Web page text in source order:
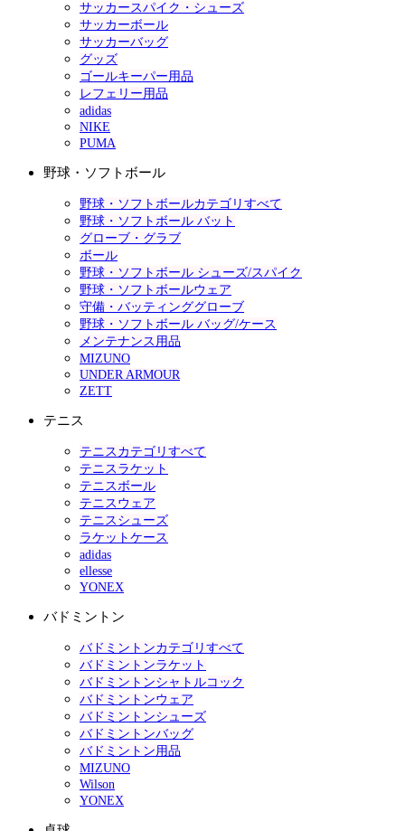
サッカースパイク・シューズ
サッカーボール
サッカーバッグ
グッズ
ゴールキーパー用品
レフェリー用品
adidas
NIKE
PUMA
野球・ソフトボール
野球・ソフトボールカテゴリすべて
野球・ソフトボール バット
グローブ・グラブ
ボール
野球・ソフトボール シューズ/スパイク
野球・ソフトボールウェア
守備・バッティンググローブ
野球・ソフトボール バッグ/ケース
メンテナンス用品
MIZUNO
UNDER ARMOUR
ZETT
テニス
テニスカテゴリすべて
テニスラケット
テニスボール
テニスウェア
テニスシューズ
ラケットケース
adidas
ellesse
YONEX
バドミントン
バドミントンカテゴリすべて
バドミントンラケット
バドミントンシャトルコック
バドミントンウェア
バドミントンシューズ
バドミントンバッグ
バドミントン用品
MIZUNO
Wilson
YONEX